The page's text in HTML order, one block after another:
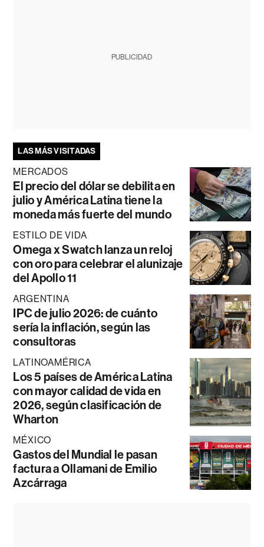
PUBLICIDAD
LAS MÁS VISITADAS
MERCADOS
El precio del dólar se debilita en
julio y América Latina tiene la
moneda más fuerte del mundo
ESTILO DE VIDA
Omega x Swatch lanza un reloj
con oro para celebrar el alunizaje
del Apollo 11
ARGENTINA
IPC de julio 2026: de cuánto
sería la inflación, según las
consultoras
LATINOAMÉRICA
Los 5 países de América Latina
con mayor calidad de vida en
2026, según clasificación de
Wharton
MÉXICO
Gastos del Mundial le pasan
factura a Ollamani de Emilio
Azcárraga